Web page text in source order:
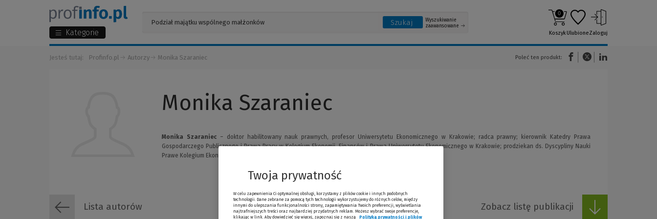
Kategorie
Szukaj
Wyszukiwanie
zaawansowane
0
KoszykUlubioneZaloguj
Jesteś tutaj: Profinfo.pl Autorzy Monika Szaraniec Poleć ten produkt:
(Nowe okno)(Link do innej strony)
Monika Szaraniec
Monika Szaraniec– doktor habilitowany nauk prawnych, profesor Uniwersytetu Ekonomicznego w Krakowie; radca prawny; kierownik Katedry Prawa
Gospodarczego Publicznego i Prawa Pracy w Kolegium Ekonomii, Finansów i Prawa Uniwersytetu Ekonomicznego w Krakowie; prodziekan ds. Dyscypliny Nauki
Prawe Kolegium Ekonomii, Finansów i Prawa.
Lista autorów Zobacz listę publikacji
Twoja prywatność
W celu zapewnienia Ci optymalnej obsługi, korzystamy z plików cookie i innych podobnych
technologii. Dane zebrane za pomocą tych technologii wykorzystujemy do różnych celów, między
innymi do ulepszania funkcjonalności strony, zapamiętywania Twoich preferencji, wyświetlania
najtrafniejszych treści oraz najbardziej przydatnych reklam. Możesz wybrać swoje preferencje,
klikając w link. Aby dowiedzieć się więcej, zapoznaj się z naszą
Polityką prywatności i plików